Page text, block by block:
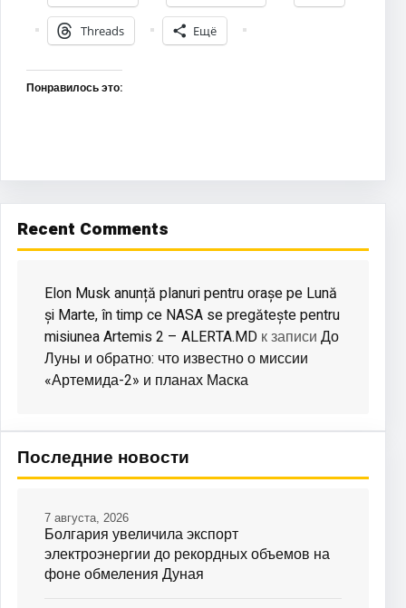
Threads Ещё
Понравилось это:
Recent Comments
Elon Musk anunță planuri pentru orașe pe Lună
și Marte, în timp ce NASA se pregătește pentru
misiunea Artemis 2 – ALERTA.MD к записи До
Луны и обратно: что известно о миссии
«Артемида-2» и планах Маска
Последние новости
Болгария увеличила экспорт
электроэнергии до рекордных объемов на
фоне обмеления Дуная
7 августа, 2026